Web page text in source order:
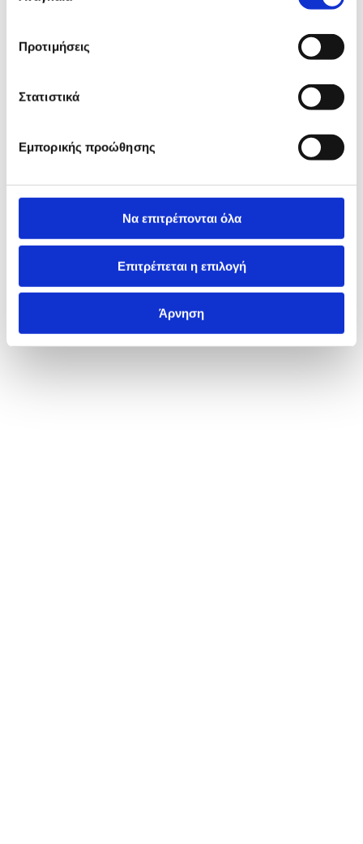
Προτιμήσεις
Στατιστικά
Εμπορικής προώθησης
Να επιτρέπονται όλα
Επιτρέπεται η επιλογή
Άρνηση